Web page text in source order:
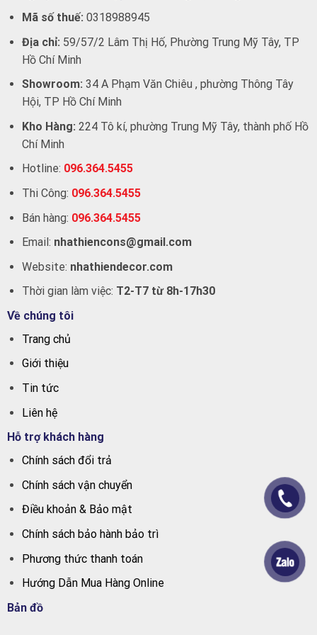
Mã số thuế: 0318988945
Địa chỉ: 59/57/2 Lâm Thị Hố, Phường Trung Mỹ Tây, TP
Hồ Chí Minh
Showroom: 34 A Phạm Văn Chiêu , phường Thông Tây
Hội, TP Hồ Chí Minh
Kho Hàng: 224 Tô kí, phường Trung Mỹ Tây, thành phố Hồ
Chí Minh
Hotline: 096.364.5455
Thi Công: 096.364.5455
Bán hàng: 096.364.5455
Email: nhathiencons@gmail.com
Website: nhathiendecor.com
Thời gian làm việc: T2-T7 từ 8h-17h30
Về chúng tôi
Trang chủ
Giới thiệu
Tin tức
Liên hệ
Hỗ trợ khách hàng
Chính sách đổi trả
Chính sách vận chuyển
Điều khoản & Bảo mật
Chính sách bảo hành bảo trì
Phương thức thanh toán
Hướng Dẫn Mua Hàng Online
Bản đồ